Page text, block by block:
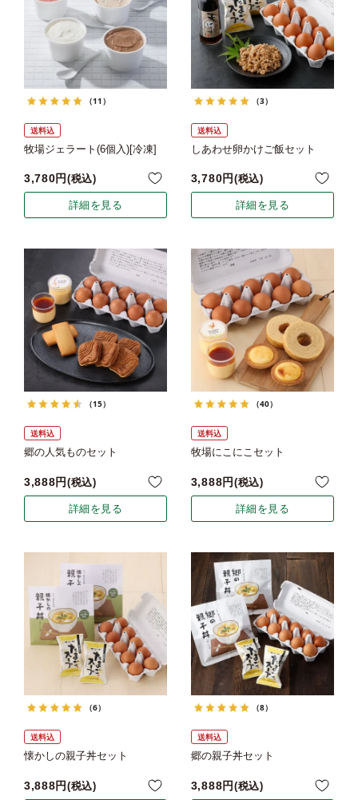
（11）
送料込
牧場ジェラート(6個入)[冷凍]
3,780 税込
詳細を見る
（3）
送料込
しあわせ卵かけご飯セット
3,780 税込
詳細を見る
（15）
送料込
郷の人気ものセット
3,888 税込
詳細を見る
（40）
送料込
牧場にこにこセット
3,888 税込
詳細を見る
（6）
送料込
懐かしの親子丼セット
3,888 税込
（8）
送料込
郷の親子丼セット
3,888 税込